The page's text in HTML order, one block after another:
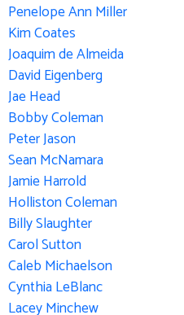
Penelope Ann Miller
Kim Coates
Joaquim de Almeida
David Eigenberg
Jae Head
Bobby Coleman
Peter Jason
Sean McNamara
Jamie Harrold
Holliston Coleman
Billy Slaughter
Carol Sutton
Caleb Michaelson
Cynthia LeBlanc
Lacey Minchew